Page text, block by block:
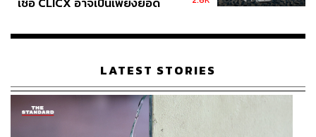
เรือนไทยที่ถูกซุกไว้
LATEST STORIES